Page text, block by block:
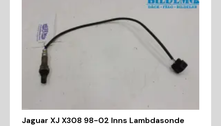
Jaguar XJ X308 98-02 Inns Lambdasonde